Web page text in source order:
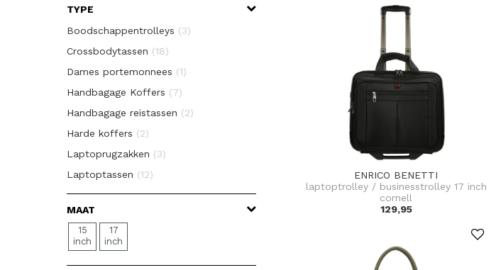
TYPE
Boodschappentrolleys (3)
Crossbodytassen (18)
Dames portemonnees (1)
Handbagage Koffers (7)
Handbagage reistassen (2)
Harde koffers (2)
Laptoprugzakken (3)
Laptoptassen (12)
Laptoptrolleys(3)
Reistassen met wielen
Reistassen zonder wielen
MAAT
15
inch
17
inch
ENRICO BENETTI
laptoptrolley / businesstrolley 17 inch
cornell
129,95